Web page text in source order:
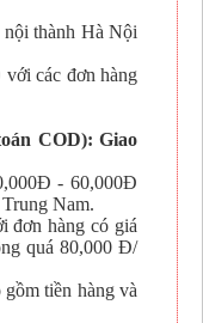
thành Hà Nội
các đơn hàng
COD): Giao
- 60,000Đ
Nam.
đơn hàng có giá
quá 80,000 Đ/
tiền hàng và